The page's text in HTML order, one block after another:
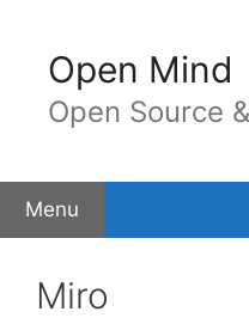
InhaltOpen Mind
Open Source
Menu
Miro